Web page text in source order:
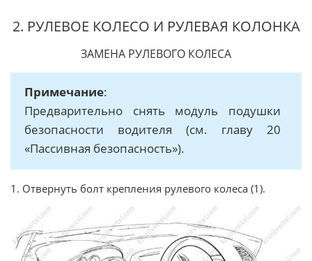
2. РУЛЕВОЕ КОЛЕСО И РУЛЕВАЯ КОЛОНКА
ЗАМЕНА РУЛЕВОГО КОЛЕСА
Примечание:
Предварительно снять модуль подушки
безопасности водителя (см. главу 20
«Пассивная безопасность»).
1. Отвернуть болт крепления рулевого колеса (1).